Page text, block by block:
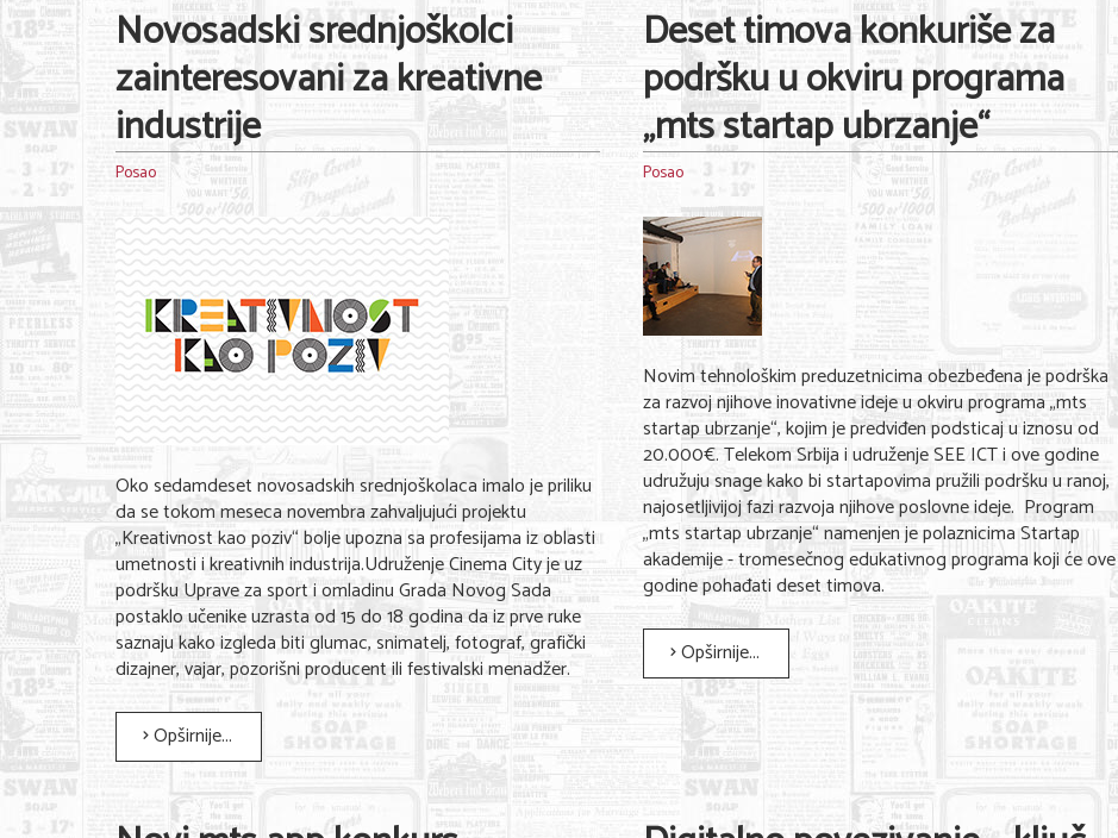
Novosadski srednjoškolci
zainteresovani za kreativne
industrije
Posao
Oko sedamdeset novosadskih srednjoškolaca imalo je priliku
da se tokom meseca novembra zahvaljujući projektu
„Kreativnost kao poziv“ bolje upozna sa profesijama iz oblasti
umetnosti i kreativnih industrija.Udruženje Cinema City je uz
podršku Uprave za sport i omladinu Grada Novog Sada
postaklo učenike uzrasta od 15 do 18 godina da iz prve ruke
saznaju kako izgleda biti glumac, snimatelj, fotograf, grafički
dizajner, vajar, pozorišni producent ili festivalski menadžer.
Opširnije...
Deset timova konkuriše za
podršku u okviru programa
„mts startap ubrzanje“
Posao
Novim tehnološkim preduzetnicima obezbeđena je podrška
za razvoj njihove inovativne ideje u okviru programa „mts
startap ubrzanje“, kojim je predviđen podsticaj u iznosu od
20.000€. Telekom Srbija i udruženje SEE ICT i ove godine
udružuju snage kako bi startapovima pružili podršku u ranoj,
najosetljivijoj fazi razvoja njihove poslovne ideje. Program
„mts startap ubrzanje“ namenjen je polaznicima Startap
akademije - tromesečnog edukativnog programa koji će ove
godine pohađati deset timova.
Opširnije...